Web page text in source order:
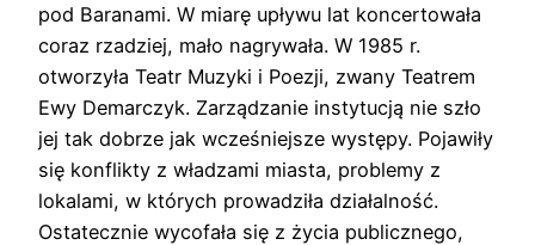
pod Baranami. W miarę upływu lat koncertowała
coraz rzadziej, mało nagrywała. W 1985 r.
otworzyła Teatr Muzyki i Poezji, zwany Teatrem
Ewy Demarczyk. Zarządzanie instytucją nie szło
jej tak dobrze jak wcześniejsze występy. Pojawiły
się konflikty z władzami miasta, problemy z
lokalami, w których prowadziła działalność.
Ostatecznie wycofała się z życia publicznego,